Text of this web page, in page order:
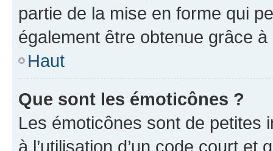
partie de la mise en forme qui
également être obtenue grâce à
Haut
Que sont les émoticônes ?
Les émoticônes sont de petites
à l’utilisation d’un code court et